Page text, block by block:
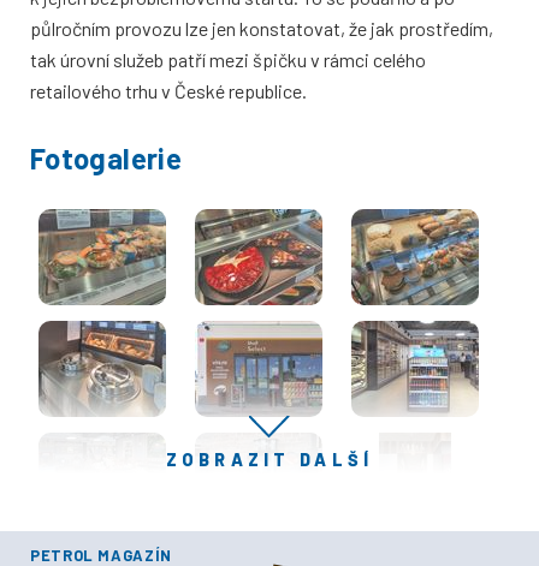
půlročním provozu lze jen konstatovat, že jak prostředím,
tak úrovní služeb patří mezi špičku v rámci celého
retailového trhu v České republice.
Fotogalerie
ZOBRAZIT DALŠÍ
PETROL MAGAZÍN